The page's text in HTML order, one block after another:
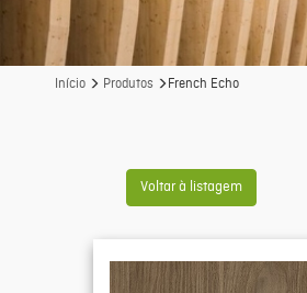
Início Produtos French Echo
Voltar à listagem